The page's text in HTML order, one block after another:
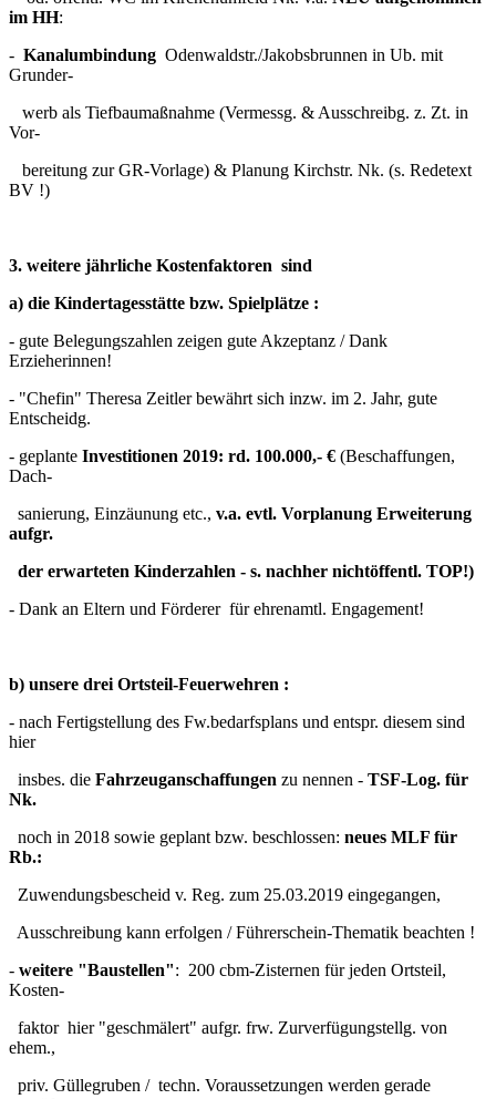
im HH:
- Kanalumbindung Odenwaldstr./Jakobsbrunnen in Ub. mit
Grunder-
werb als Tiefbaumaßnahme (Vermessg. & Ausschreibg. z. Zt. in
Vor-
bereitung zur GR-Vorlage) & Planung Kirchstr. Nk. (s. Redetext
BV !)
3. weitere jährliche Kostenfaktoren sind
a) die Kindertagesstätte bzw. Spielplätze :
- gute Belegungszahlen zeigen gute Akzeptanz / Dank
Erzieherinnen!
- "Chefin" Theresa Zeitler bewährt sich inzw. im 2. Jahr, gute
Entscheidg.
- geplante Investitionen 2019: rd. 100.000,- € (Beschaffungen,
Dach-
sanierung, Einzäunung etc., v.a. evtl. Vorplanung Erweiterung
aufgr.
der erwarteten Kinderzahlen - s. nachher nichtöffentl. TOP!)
- Dank an Eltern und Förderer für ehrenamtl. Engagement!
b) unsere drei Ortsteil-Feuerwehren :
- nach Fertigstellung des Fw.bedarfsplans und entspr. diesem sind
hier
insbes. die Fahrzeuganschaffungen zu nennen - TSF-Log. für
Nk.
noch in 2018 sowie geplant bzw. beschlossen: neues MLF für
Rb.:
Zuwendungsbescheid v. Reg. zum 25.03.2019 eingegangen,
Ausschreibung kann erfolgen / Führerschein-Thematik beachten !
- weitere "Baustellen": 200 cbm-Zisternen für jeden Ortsteil,
Kosten-
faktor hier "geschmälert" aufgr. frw. Zurverfügungstellg. von
ehem.,
priv. Güllegruben / techn. Voraussetzungen werden gerade